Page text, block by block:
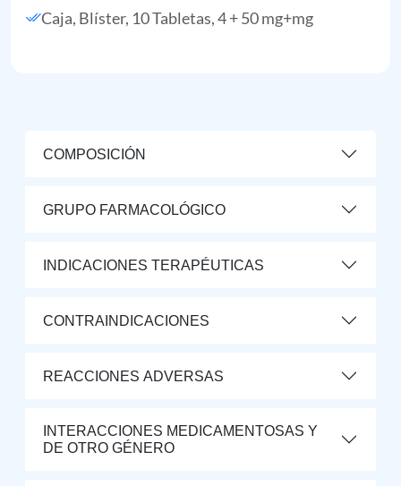
Caja, Blíster, 10 Tabletas, 4 + 50 mg+mg
COMPOSICIÓN
GRUPO FARMACOLÓGICO
INDICACIONES TERAPÉUTICAS
CONTRAINDICACIONES
REACCIONES ADVERSAS
INTERACCIONES MEDICAMENTOSAS Y
DE OTRO GÉNERO